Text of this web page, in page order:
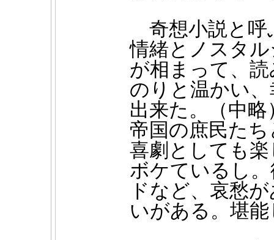
奇想小説と呼
情緒とノスタ
が相まって、
のりと温かい
出来た 。（中
帝国の庶民た
喜劇としても
ボケているし
ドなど、哀愁
いがある。堪